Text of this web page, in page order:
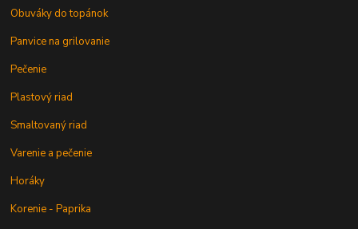
Obuváky do topánok
Panvice na grilovanie
Pečenie
Plastový riad
Smaltovaný riad
Varenie a pečenie
Horáky
Korenie - Paprika